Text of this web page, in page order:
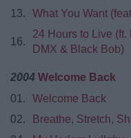
13.
What You Want
16.
24 Hours to Live
DMX & Black Bob)
2004 Welcome Back
01.
Welcome Back
02.
Breathe, Stretch,